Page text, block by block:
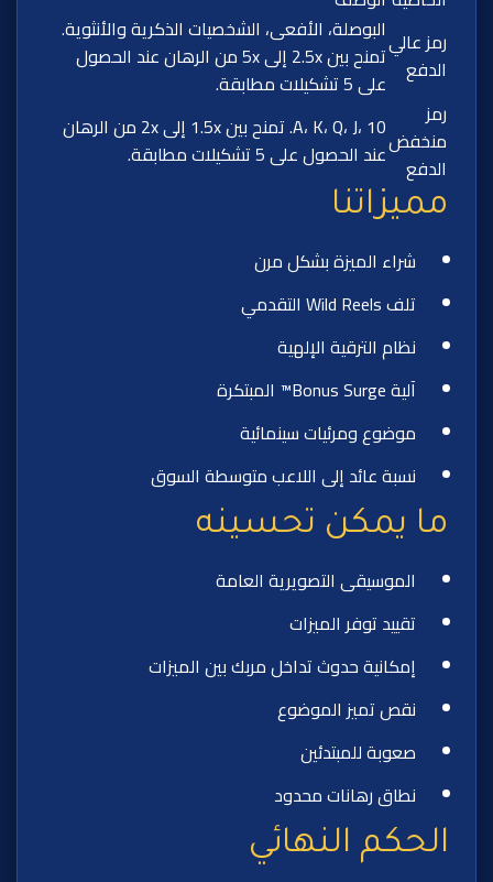
رمز عالي
الدفع
البوصلة، الأفعى، الشخصيات الذكرية والأنثوية.
تمنح بين 2.5x إلى 5x من الرهان عند الحصول
على 5 تشكيلات مطابقة.
رمز
منخفض
الدفع
A، K، Q، J، 10. تمنح بين 1.5x إلى 2x من الرهان
عند الحصول على 5 تشكيلات مطابقة.
مميزاتنا
شراء الميزة بشكل مرن
تلف Wild Reels التقدمي
نظام الترقية الإلهية
آلية Bonus Surge™ المبتكرة
موضوع ومرئيات سينمائية
نسبة عائد إلى اللاعب متوسطة السوق
ما يمكن تحسينه
الموسيقى التصويرية العامة
تقييد توفر الميزات
إمكانية حدوث تداخل مربك بين الميزات
نقص تميز الموضوع
صعوبة للمبتدئين
نطاق رهانات محدود
الحكم النهائي